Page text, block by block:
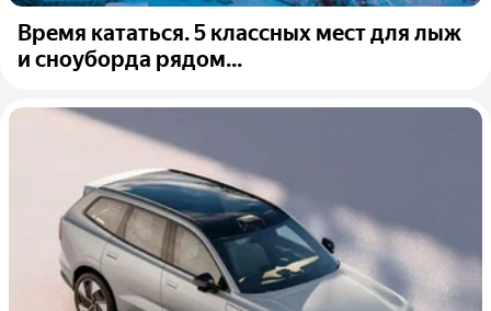
Время кататься. 5 классных мест для лыж
и сноуборда рядом...